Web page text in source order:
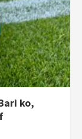
ko,